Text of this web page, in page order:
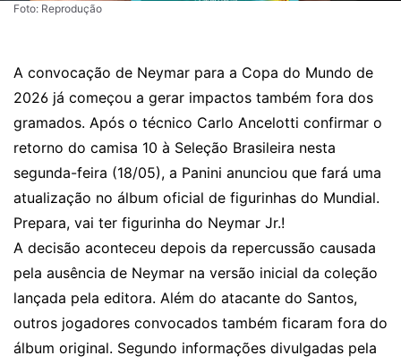
Foto: Reprodução
A convocação de Neymar para a Copa do Mundo de
2026 já começou a gerar impactos também fora dos
gramados. Após o técnico Carlo Ancelotti confirmar o
retorno do camisa 10 à Seleção Brasileira nesta
segunda-feira (18/05), a Panini anunciou que fará uma
atualização no álbum oficial de figurinhas do Mundial.
Prepara, vai ter figurinha do Neymar Jr.!
A decisão aconteceu depois da repercussão causada
pela ausência de Neymar na versão inicial da coleção
lançada pela editora. Além do atacante do Santos,
outros jogadores convocados também ficaram fora do
álbum original. Segundo informações divulgadas pela